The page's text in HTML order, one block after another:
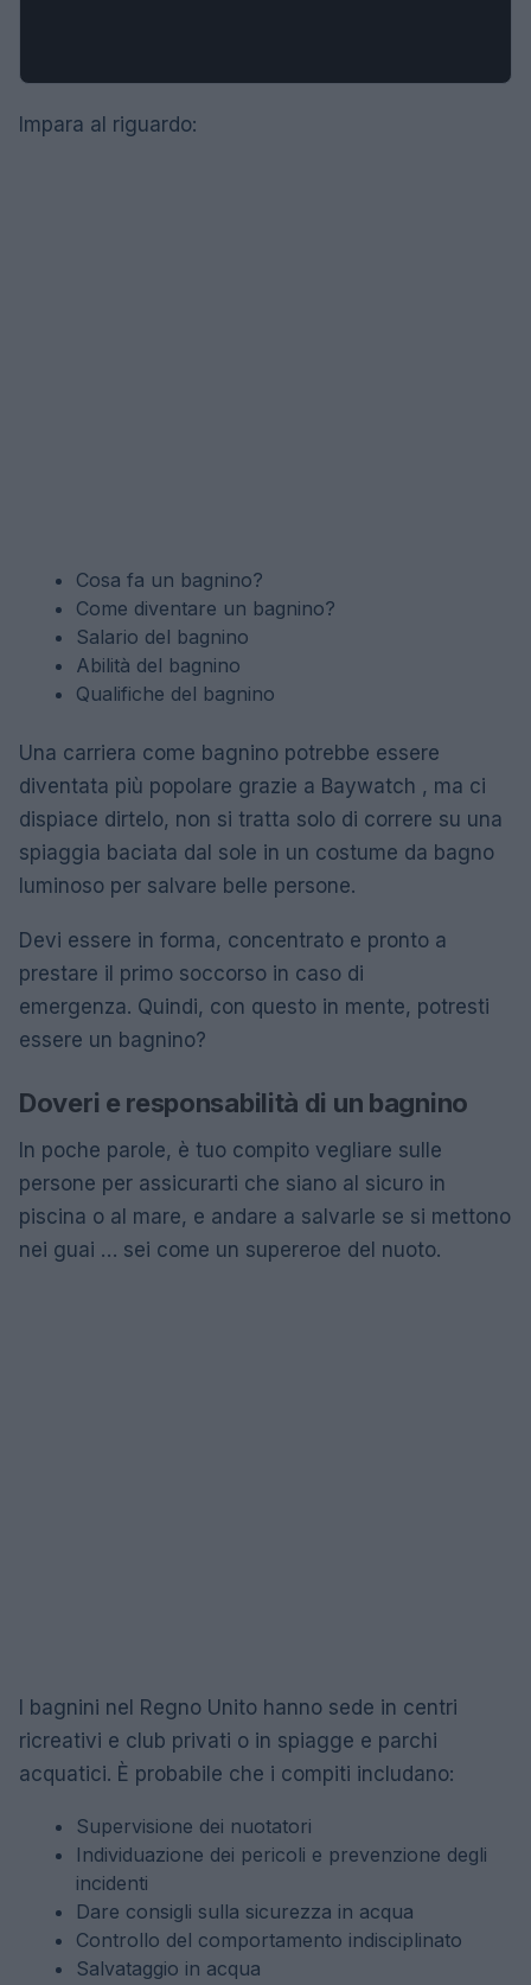
Impara al riguardo:
Cosa fa un bagnino?
Come diventare un bagnino?
Salario del bagnino
Abilità del bagnino
Qualifiche del bagnino
Una carriera come bagnino potrebbe essere
diventata più popolare grazie a Baywatch , ma ci
dispiace dirtelo, non si tratta solo di correre su una
spiaggia baciata dal sole in un costume da bagno
luminoso per salvare belle persone.
Devi essere in forma, concentrato e pronto a
prestare il primo soccorso in caso di
emergenza. Quindi, con questo in mente, potresti
essere un bagnino?
Doveri e responsabilità di un bagnino
In poche parole, è tuo compito vegliare sulle
persone per assicurarti che siano al sicuro in
piscina o al mare, e andare a salvarle se si mettono
nei guai … sei come un supereroe del nuoto.
I bagnini nel Regno Unito hanno sede in centri
ricreativi e club privati ​​o in spiagge e parchi
acquatici. È probabile che i compiti includano:
Supervisione dei nuotatori
Individuazione dei pericoli e prevenzione degli
incidenti
Dare consigli sulla sicurezza in acqua
Controllo del comportamento indisciplinato
Salvataggio in acqua